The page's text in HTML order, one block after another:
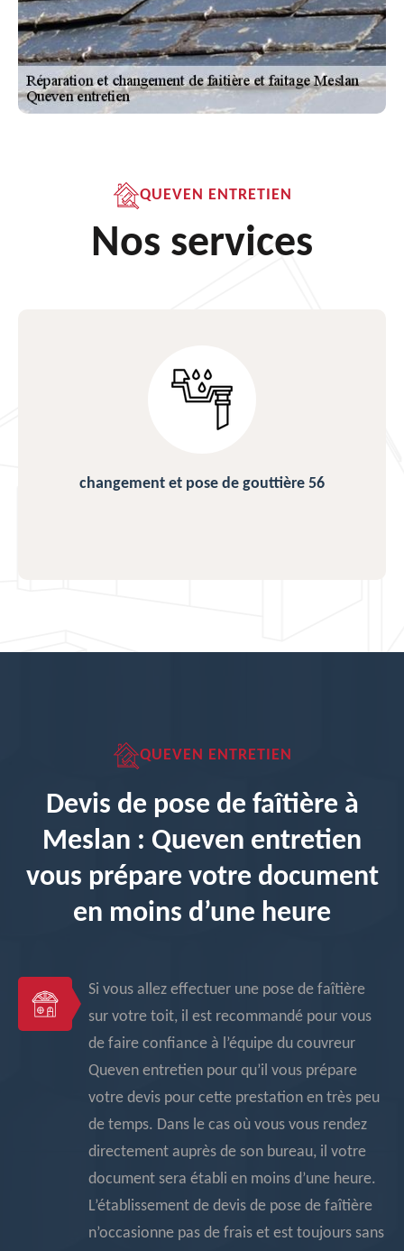
QUEVEN ENTRETIEN
Nos services
changement et pose de gouttière 56
QUEVEN ENTRETIEN
Devis de pose de faîtière à
Meslan : Queven entretien
vous prépare votre document
en moins d’une heure
Si vous allez effectuer une pose de faîtière
sur votre toit, il est recommandé pour vous
de faire confiance à l’équipe du couvreur
Queven entretien pour qu’il vous prépare
votre devis pour cette prestation en très peu
de temps. Dans le cas où vous vous rendez
directement auprès de son bureau, il votre
document sera établi en moins d’une heure.
L’établissement de devis de pose de faîtière
n’occasionne pas de frais et est toujours sans